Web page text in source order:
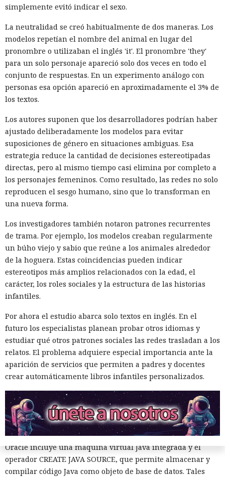
10:02 / 07.08.2026
Los delincuentes no tuvieron que infiltrarse en el servidor.
La plataforma ejecutó los scripts "khunt" y entregó el
control del sistema.
información, no como una herramienta para el hacking,
pero los atacantes encontraron la forma de convertir Oracle
Database en una plataforma de ataque. La empresa
Huntressdetectó un casoen el que los piratas informáticos
instalaron el conjunto de herramientas de postexplotación
khunt directamente dentro de la base de datos Oracle, que
se utilizó para acceder a la red corporativa.
El incidente se registró el 27 de julio de este año, cuando la
plataforma Huntress detectó el robo de credenciales en un
servidor con Oracle. Los registros de Apache mostraron que
el acceso se obtuvo a través de una función de búsqueda
vulnerable de una aplicación Java pública en Apache
Tomcat. La función de autocompletar en la búsqueda no
validaba los datos introducidos, lo que permitió enviar
comandos SQL directamente a la base. Las solicitudes
maliciosas se rastrearon hasta la dirección IP
178.162.151[.]229.
Oracle incluye una máquina virtual Java integrada y el
operador CREATE JAVA SOURCE, que permite almacenar y
compilar código Java como objeto de base de datos. Tales
simplemente evitó indicar el sexo.
La neutralidad se creó habitualmente de dos maneras. Los
modelos repetían el nombre del animal en lugar del
pronombre o utilizaban el inglés 'it'. El pronombre 'they'
para un solo personaje apareció solo dos veces en todo el
conjunto de respuestas. En un experimento análogo con
personas esa opción apareció en aproximadamente el 3% de
los textos.
Los autores suponen que los desarrolladores podrían haber
ajustado deliberadamente los modelos para evitar
suposiciones de género en situaciones ambiguas. Esa
estrategia reduce la cantidad de decisiones estereotipadas
directas, pero al mismo tiempo casi elimina por completo a
los personajes femeninos. Como resultado, las redes no solo
reproducen el sesgo humano, sino que lo transforman en
una nueva forma.
Los investigadores también notaron patrones recurrentes
de trama. Por ejemplo, los modelos creaban regularmente
un búho viejo y sabio que reúne a los animales alrededor
de la hoguera. Estas coincidencias pueden indicar
estereotipos más amplios relacionados con la edad, el
carácter, los roles sociales y la estructura de las historias
infantiles.
Por ahora el estudio abarca solo textos en inglés. En el
futuro los especialistas planean probar otros idiomas y
estudiar qué otros patrones sociales las redes trasladan a los
relatos. El problema adquiere especial importancia ante la
aparición de servicios que permiten a padres y docentes
crear automáticamente libros infantiles personalizados.